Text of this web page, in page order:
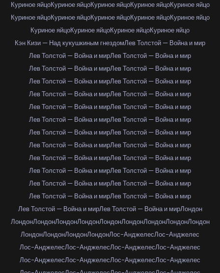
Куриное яйцоКуриное яйцоКуриное яйцоКуриное яйцоКуриное яйцо
Куриное яйцоКуриное яйцоКуриное яйцоКуриное яйцоКуриное яйцо
Куриное яйцоКуриное яйцоКуриное яйцоКуриное яйцо
Кэн Кизи — Над кукушкиным гнездомЛев Толстой — Война и мир
Лев Толстой — Война и мирЛев Толстой — Война и мир
Лев Толстой — Война и мирЛев Толстой — Война и мир
Лев Толстой — Война и мирЛев Толстой — Война и мир
Лев Толстой — Война и мирЛев Толстой — Война и мир
Лев Толстой — Война и мирЛев Толстой — Война и мир
Лев Толстой — Война и мирЛев Толстой — Война и мир
Лев Толстой — Война и мирЛев Толстой — Война и мир
Лев Толстой — Война и мирЛев Толстой — Война и мир
Лев Толстой — Война и мирЛев Толстой — Война и мир
Лев Толстой — Война и мирЛев Толстой — Война и мир
Лев Толстой — Война и мирЛев Толстой — Война и мир
Лев Толстой — Война и мирЛев Толстой — Война и мир
Лев Толстой — Война и мирЛев Толстой — Война и мирЛондон
ЛондонЛондонЛондонЛондонЛондонЛондонЛондонЛондонЛондон
ЛондонЛондонЛондонЛондонЛос-АнджелесЛос-Анджелес
Лос-АнджелесЛос-АнджелесЛос-АнджелесЛос-Анджелес
Лос-АнджелесЛос-АнджелесЛос-АнджелесЛос-Анджелес